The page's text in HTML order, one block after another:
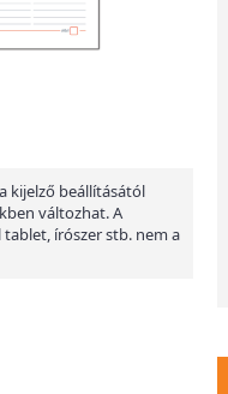
kijelző beállításától
változhat. A
írószer stb. nem a